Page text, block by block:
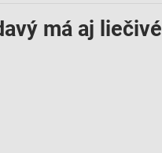
má aj liečivé